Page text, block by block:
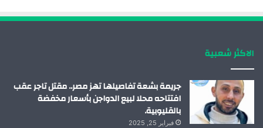
الاكثر شعبية
جريمة بشعة تفاصيلها تهز مصر.. مقتل تاجر عقب
افتتاحه محلا لبيع الدواجن بأسعار مخفضة
بالقليوبية.
فبراير 25, 2025